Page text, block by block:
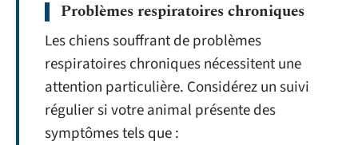
Problèmes respiratoires chroniques
Les chiens souffrant de problèmes
respiratoires chroniques nécessitent une
attention particulière. Considérez un suivi
régulier si votre animal présente des
symptômes tels que :